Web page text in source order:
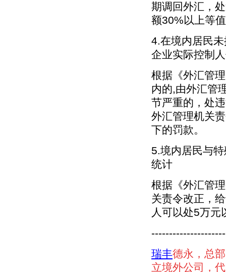
期调回外汇，
额30%以上等
4.在境内居民
企业实际控制
根据《外汇管
内的,由外汇管
节严重的，处
外汇管理机关
下的罚款。
5.境内居民与
统计
根据《外汇管
关责令改正，
人可以处5万元
瑞丰德永，总
立境外公司，